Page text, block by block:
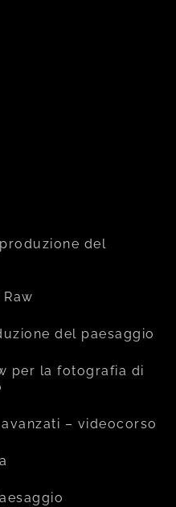
del
del paesaggio
per la fotografia di
– videocorso